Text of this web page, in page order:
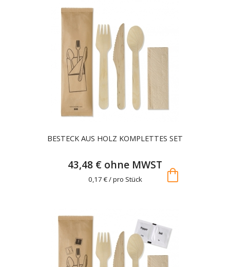
BESTECK AUS HOLZ KOMPLETTES SET
43,48 € ohne MWST
0,17 € / pro Stück shopping_bag